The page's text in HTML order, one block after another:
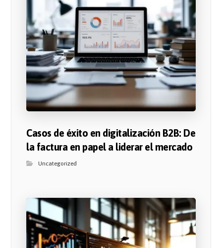
Casos de éxito en digitalización B2B: De
la factura en papel a liderar el mercado
Uncategorized